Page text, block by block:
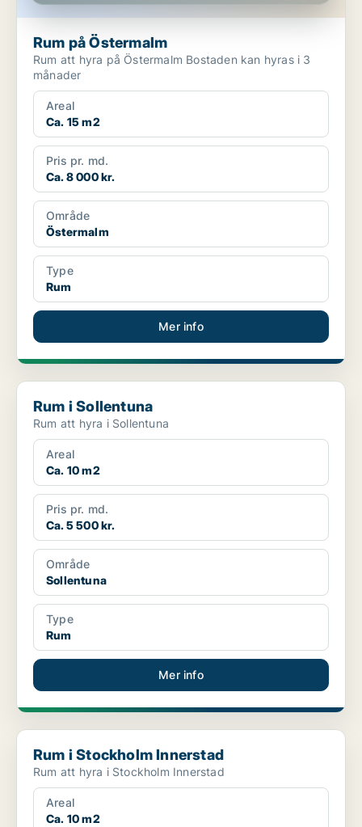
Rum på Östermalm
Rum att hyra på Östermalm Bostaden kan hyras i 3
månader
Areal
Ca. 15 m2
Pris pr. md.
Ca. 8 000 kr.
Område
Östermalm
Type
Rum
Mer info
Rum i Sollentuna
Rum i Sollentuna
Rum att hyra i Sollentuna
Areal
Ca. 10 m2
Pris pr. md.
Ca. 5 500 kr.
Område
Sollentuna
Type
Rum
Mer info
Rum i Stockholm Innerstad
Rum i Stockholm Innerstad
Rum att hyra i Stockholm Innerstad
Areal
Ca. 10 m2